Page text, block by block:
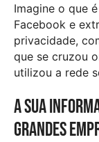
Imagine o que
Facebook e
privacidade,
que se cruzou
utilizou a rede
A sua
grandes